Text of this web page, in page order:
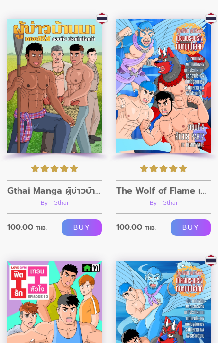
Gthai Manga ผู้บ่าวบ้านนา ตอนที่1
By : Gthai
100.00 THB. BUY
The Wolf of Flame เมื่อผมรวมร่างกับหมาป่าอัคคี ตอนที่4
By : Gthai
100.00 THB. BUY